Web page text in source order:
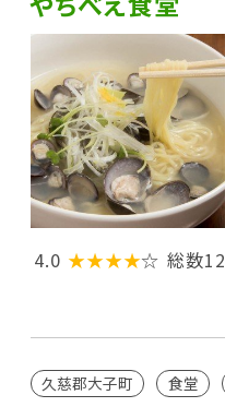
4.0 ★★★★☆ 総数12
久慈郡大子町 食堂